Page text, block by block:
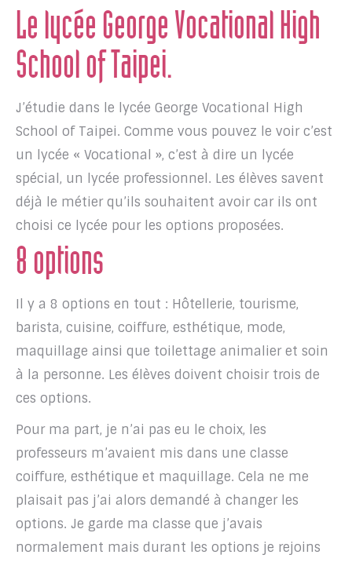
Le lycée George Vocational High
School of Taipei.
J’étudie dans le lycée George Vocational High
School of Taipei. Comme vous pouvez le voir c’est
un lycée « Vocational », c’est à dire un lycée
spécial, un lycée professionnel. Les élèves savent
déjà le métier qu’ils souhaitent avoir car ils ont
choisi ce lycée pour les options proposées.
8 options
Il y a 8 options en tout : Hôtellerie, tourisme,
barista, cuisine, coiffure, esthétique, mode,
maquillage ainsi que toilettage animalier et soin
à la personne. Les élèves doivent choisir trois de
ces options.
Pour ma part, je n’ai pas eu le choix, les
professeurs m’avaient mis dans une classe
coiffure, esthétique et maquillage. Cela ne me
plaisait pas j’ai alors demandé à changer les
options. Je garde ma classe que j’avais
normalement mais durant les options je rejoins